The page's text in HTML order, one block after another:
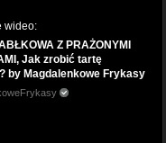
wideo:
Z PRAŻONYMI
Jak zrobić tartę
by Magdalenkowe Frykasy